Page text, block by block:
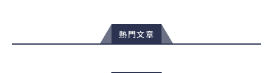
熱門文章